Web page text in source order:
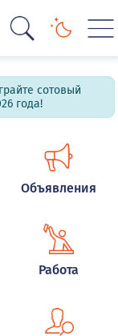
сотовый
года!
Объявления
Работа